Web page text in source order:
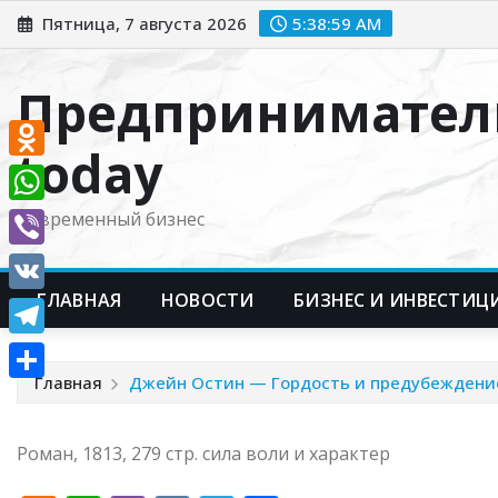
Перейти
к
Пятница, 7 августа 2026 5:38:59 AM
today
Современный бизнес
ГЛАВНАЯ НОВОСТИ БИЗНЕС И
Главная Джейн Остин — Гордость и
Роман, 1813, 279 стр. сила воли и характер
Odnoklassniki
WhatsApp
Viber
VK
Telegram
Отправить